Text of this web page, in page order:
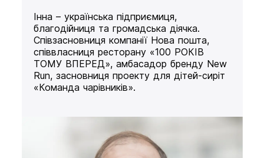
Інна – українська підприємиця,
благодійниця та громадська діячка.
Співзасновниця компанії Нова пошта,
співвласниця ресторану «100 РОКІВ
ТОМУ ВПЕРЕД», амбасадор бренду New
Run, засновниця проекту для дітей-сиріт
«Команда чарівників».